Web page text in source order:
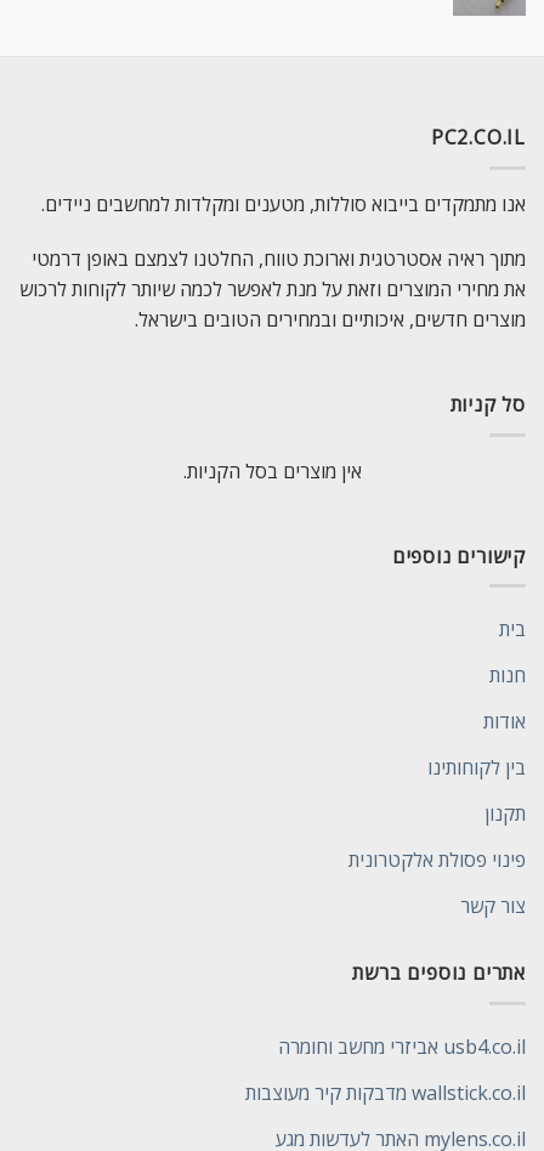
PC2.CO.IL
אנו מתמקדים בייבוא סוללות, מטענים ומקלדות למחשבים ניידים.
מתוך ראיה אסטרטגית וארוכת טווח, החלטנו לצמצם באופן דרמטי
את מחירי המוצרים וזאת על מנת לאפשר לכמה שיותר לקוחות לרכוש
מוצרים חדשים, איכותיים ובמחירים הטובים בישראל.
סל קניות
אין מוצרים בסל הקניות.
קישורים נוספים
בית
חנות
אודות
בין לקוחותינו
תקנון
פינוי פסולת אלקטרונית
צור קשר
אתרים נוספים ברשת
usb4.co.il אביזרי מחשב וחומרה
wallstick.co.il מדבקות קיר מעוצבות
mylens.co.il האתר לעדשות מגע